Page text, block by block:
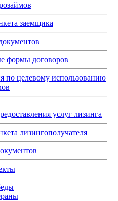
заемщика
формы договоров
по целевому использованию
услуг лизинга
лизингополучателя